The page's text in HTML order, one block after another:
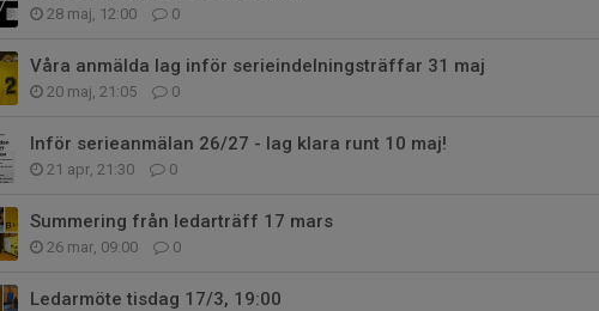
28 maj, 12:00 0
Våra anmälda lag inför serieindelningsträffar 31 maj
20 maj, 21:05 0
Inför serieanmälan 26/27 - lag klara runt 10 maj!
21 apr, 21:30 0
Summering från ledarträff 17 mars
26 mar, 09:00 0
Ledarmöte tisdag 17/3, 19:00